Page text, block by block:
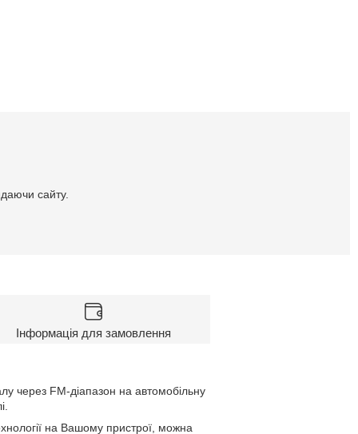
сайту.
Інформація для замовлення
через FM-діапазон на автомобільну
на Вашому пристрої, можна